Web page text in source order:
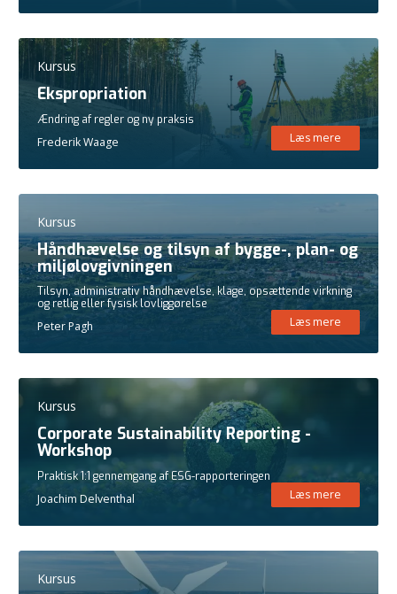
Kursus
Ekspropriation
Ændring af regler og ny praksis
Frederik Waage Læs mere
Kursus
Håndhævelse og tilsyn af bygge-, plan- og
miljølovgivningen
Tilsyn, administrativ håndhævelse, klage, opsættende virkning
og retlig eller fysisk lovliggørelse
Peter Pagh Læs mere
Kursus
Corporate Sustainability Reporting -
Workshop
Praktisk 1:1 gennemgang af ESG-rapporteringen
Joachim Delventhal Læs mere
Kursus